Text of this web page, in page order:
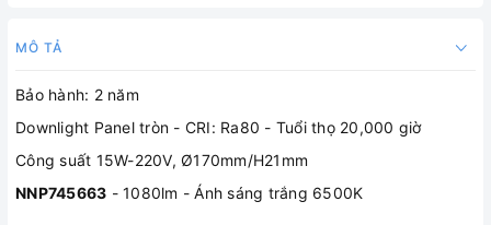
MÔ TẢ
Bảo hành: 2 năm
Downlight Panel tròn - CRI: Ra80 - Tuổi thọ 20,000 giờ
Công suất 15W-220V, Ø170mm/H21mm
NNP745663 - 1080lm - Ánh sáng trắng 6500K